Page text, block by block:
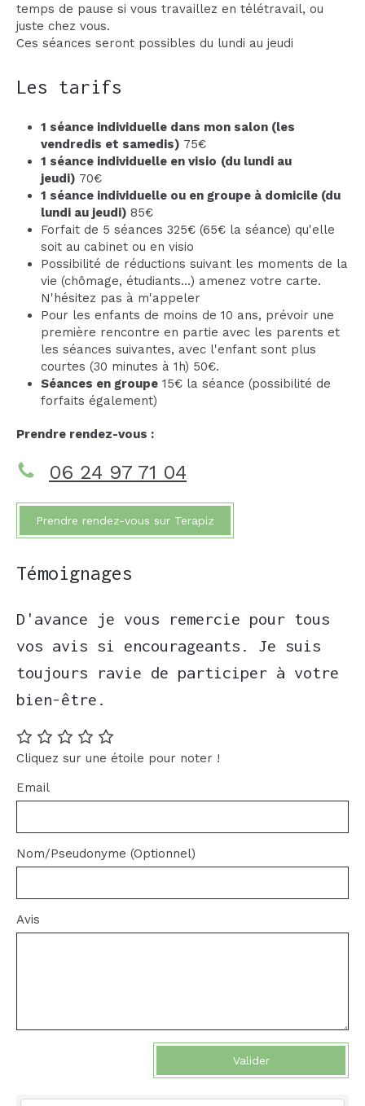
temps de pause si vous travaillez en télétravail, ou
juste chez vous.
Ces séances seront possibles du lundi au jeudi
Les tarifs
1 séance individuelle dans mon salon (les
vendredis et samedis) 75€
1 séance individuelle en visio (du lundi au
jeudi) 70€
1 séance individuelle ou en groupe à domicile (du
lundi au jeudi) 85€
Forfait de 5 séances 325€ (65€ la séance) qu'elle
soit au cabinet ou en visio
Possibilité de réductions suivant les moments de la
vie (chômage, étudiants...) amenez votre carte.
N'hésitez pas à m'appeler
Pour les enfants de moins de 10 ans, prévoir une
première rencontre en partie avec les parents et
les séances suivantes, avec l'enfant sont plus
courtes (30 minutes à 1h) 50€.
Séances en groupe 15€ la séance (possibilité de
forfaits également)
Prendre rendez-vous :
06 24 97 71 04
Prendre rendez-vous sur Terapiz
Témoignages
D'avance je vous remercie pour tous
vos avis si encourageants. Je suis
toujours ravie de participer à votre
bien-être.
Cliquez sur une étoile pour noter !
Email
Nom/Pseudonyme (Optionnel)
Avis
Valider